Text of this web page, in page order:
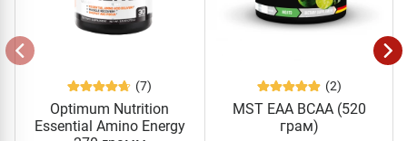
(7)
Optimum Nutrition
Essential Amino Energy
(2)
MST EAA BCAA (520
грам)